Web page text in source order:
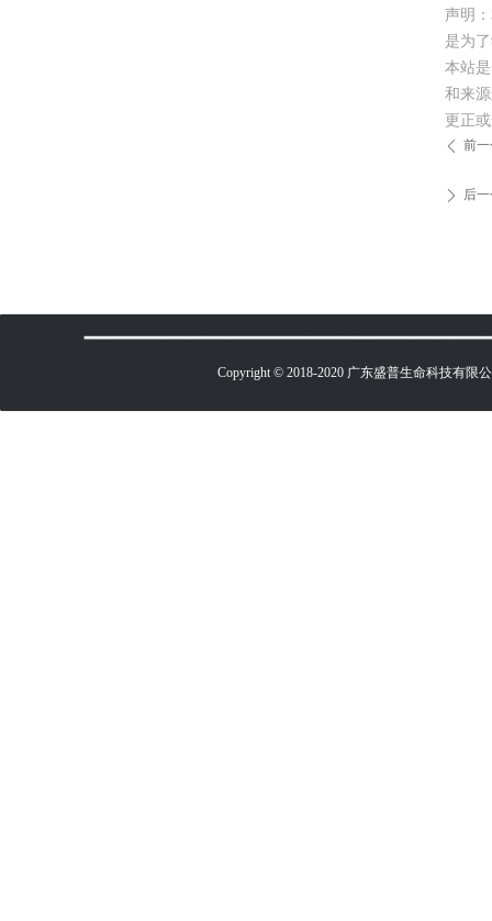
声明
是为
本站
和来
更正
ꄴ 前
ꄲ 后
Copyright © 2018-2020 广东盛普生命科技有限